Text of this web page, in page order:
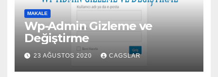
MAKALE
Wp-Admin Gizleme ve
Değiştirme
23 AĞUSTOS 2020 CAGSLAR